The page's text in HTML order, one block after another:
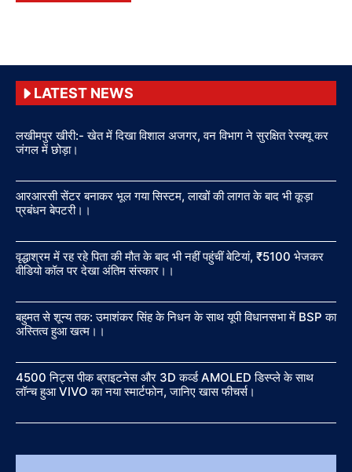
LATEST NEWS
लखीमपुर खीरी:- खेत में दिखा विशाल अजगर, वन विभाग ने सुरक्षित रेस्क्यू कर
जंगल में छोड़ा।
आरआरसी सेंटर बनाकर भूल गया सिस्टम, लाखों की लागत के बाद भी कूड़ा
प्रबंधन बेपटरी।।
वृद्धाश्रम में रह रहे पिता की मौत के बाद भी नहीं पहुंचीं बेटियां, ₹5100 भेजकर
वीडियो कॉल पर देखा अंतिम संस्कार।।
बहुमत से शून्य तक: उमाशंकर सिंह के निधन के साथ यूपी विधानसभा में BSP का
अस्तित्व हुआ खत्म।।
4500 निट्स पीक ब्राइटनेस और 3D कर्व्ड AMOLED डिस्प्ले के साथ
लॉन्च हुआ VIVO का नया स्मार्टफोन, जानिए खास फीचर्स।